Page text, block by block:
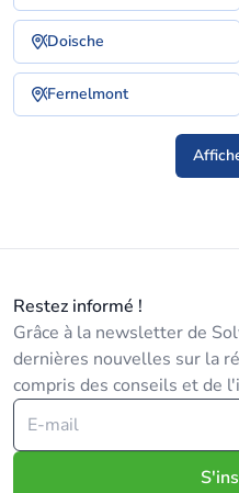
Doische
Fernelmont
Restez informé !
Grâce à la newsletter de
dernières nouvelles sur la
compris des conseils et de